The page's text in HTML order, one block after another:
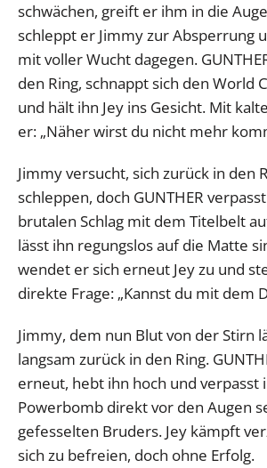
schwächen, greift er ihm in die
schleppt er Jimmy zur Absperrung
mit voller Wucht dagegen.
den Ring, schnappt sich den World
und hält ihn Jey ins Gesicht. Mit
er: „Näher wirst du nicht mehr
Jimmy versucht, sich zurück in den
schleppen, doch GUNTHER
brutalen Schlag mit dem Titelbelt
lässt ihn regungslos auf die Matte
wendet er sich erneut Jey zu und
direkte Frage: „Kannst du mit dem
Jimmy, dem nun Blut von der Stirn
langsam zurück in den Ring.
erneut, hebt ihn hoch und verpasst
Powerbomb direkt vor den Augen
gefesselten Bruders. Jey kämpft
sich zu befreien, doch ohne Erfolg.